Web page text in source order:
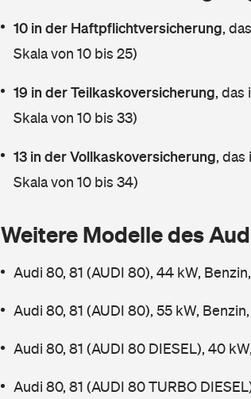
10 in der Haftpflichtversicherung,
Skala von 10 bis 25)
19 in der Teilkaskoversicherung, das
Skala von 10 bis 33)
13 in der Vollkaskoversicherung, das
Skala von 10 bis 34)
Weitere Modelle des
Audi 80, 81 (AUDI 80), 44 kW,
Audi 80, 81 (AUDI 80), 55 kW,
Audi 80, 81 (AUDI 80 DIESEL), 40
Audi 80, 81 (AUDI 80 TURBO